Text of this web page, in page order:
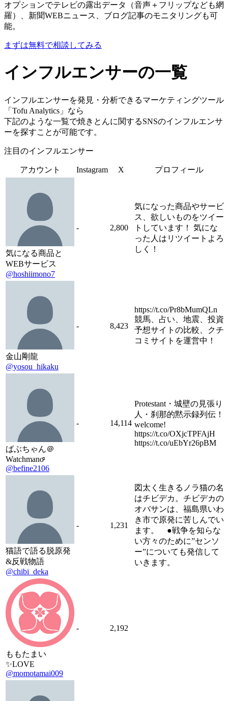
オプションでテレビの露出データ（音声＋フリップなども網
羅）、新聞WEBニュース、ブログ記事のモニタリングも可
能。
まずは無料で相談してみる
インフルエンサーの一覧
インフルエンサーを発見・分析できるマーケティングツール
「Tofu Analytics」なら
下記のような一覧で焼きとんに関するSNSのインフルエンサ
ーを探すことが可能です。
注目のインフルエンサー
アカウント Instagram X プロフィール
気になる商品と
WEBサービス
@hoshiimono7
- 2,800
気になった商品やサービ
ス、欲しいものをツイー
トしています！ 気にな
った人はリツイートよろ
しく！
金山剛龍
@yosou_hikaku
- 8,423
https://t.co/Pr8bMumQLn
競馬、占い、地震、投資
予想サイトの比較、クチ
コミサイトを運営中！
ばぶちゃん＠
Watchmanoͦͦͦͦͦ
@befine2106
- 14,114
Protestant・城壁の見張り
人・刹那的黙示録列伝！
welcome!
https://t.co/OXjcTPFAjH
https://t.co/uEbYr26pBM
猫語で語る脱原発
&反戦物語
@chibi_deka
- 1,231
図太く生きるノラ猫の名
はチビデカ。チビデカの
オバサンは、福島県いわ
き市で原発に苦しんでい
ます。 ●戦争を知らな
い方々のために”センソ
ー”についても発信して
いきます。
ももたまい
✨LOVE
@momotamai009
- 2,192